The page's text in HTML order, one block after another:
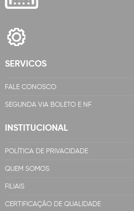
SERVICOS
FALE CONOSCO
SEGUNDA VIA BOLETO E NF
INSTITUCIONAL
POLÍTICA DE PRIVACIDADE
QUEM SOMOS
FILIAIS
CERTIFICAÇÃO DE QUALIDADE